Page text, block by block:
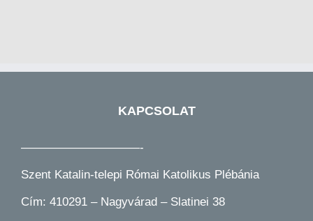
KAPCSOLAT
——————————-
Szent Katalin-telepi Római Katolikus Plébánia
Cím: 410291 – Nagyvárad – Slatinei 38